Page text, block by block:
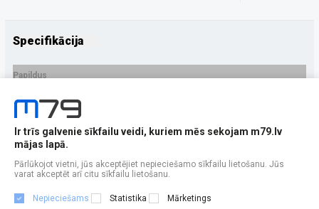
Specifikācija
Papildus
Ražotājs
PRECES APRAKSTS
EAN - 5906146483422
Ir trīs galvenie sīkfailu veidi, kuriem mēs sekojam m79.lv
mājas lapā.
Pārlūkojot vietni, jūs akceptējiet nepieciešamo sīkfailu lietošanu. Jūs
varat akceptēt arī citu sīkfailu lietošanu.
Nepieciešams Statistika Mārketings